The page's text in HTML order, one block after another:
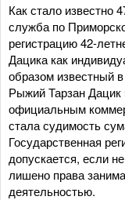
Как стало известно
служба по
регистрацию 42-
Дацика как
образом известный
Рыжий Тарзан Дацик
официальным
стала судимость
Государственная
допускается, если
лишено права
деятельностью.